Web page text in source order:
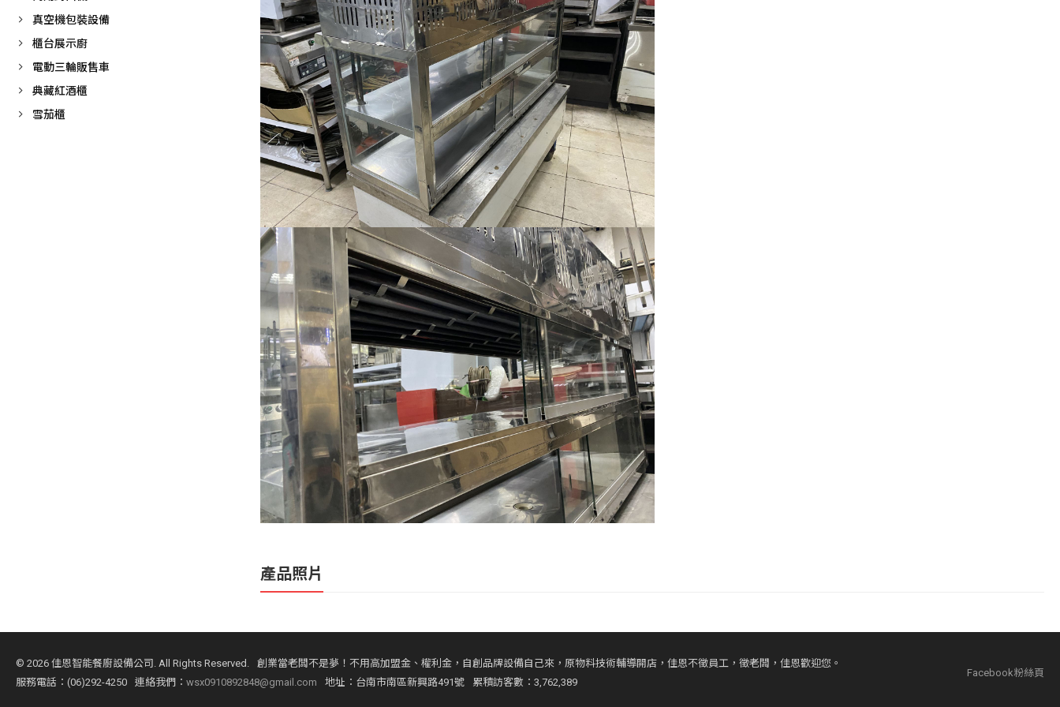
真空機包裝設備
櫃台展示廚
電動三輪販售車
典藏紅酒櫃
雪茄櫃
產品照片
© 2026 佳恩智能餐廚設備公司. All Rights Reserved.
創業當老闆不是夢！不用高加盟金、權利金，自創品牌設備自己來，原物料技術輔導開店，佳恩不徵員工，徵老闆，佳恩歡迎您。
服務電話：(06)292-4250
連絡我們： wsx0910892848@gmail.com 地址：台南市南區新興路491號 累積訪客數：3,762,389
Facebook粉絲頁